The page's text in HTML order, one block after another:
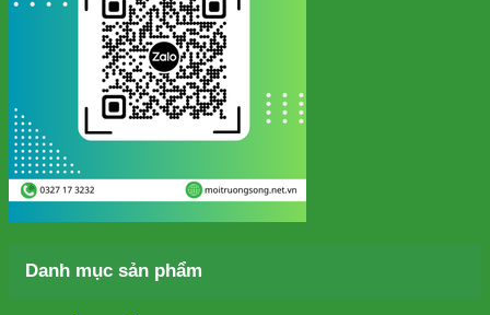
Danh mục sản phẩm